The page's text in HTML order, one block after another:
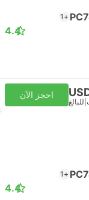
+1
4.4
للبالغ
احجز الآن
+1
4.4